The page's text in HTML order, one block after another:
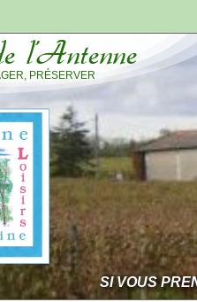
l’Antenne
PRÉSERVER
SI VOUS